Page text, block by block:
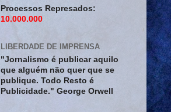
Processos Represados:
10.000.000
LIBERDADE DE IMPRENSA
"Jornalismo é publicar aquilo
que alguém não quer que se
publique. Todo Resto é
Publicidade." George Orwell